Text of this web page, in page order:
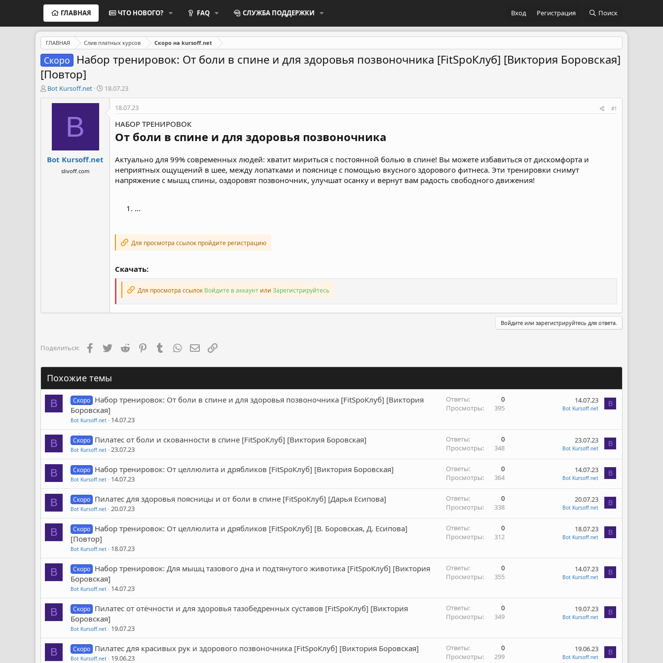
ГЛАВНАЯ ЧТО НОВОГО? FAQ СЛУЖБА ПОДДЕРЖКИ Вход Регистрация Поиск
ГЛАВНАЯ Слив платных курсов Скоро на kursoff.net
Скоро
Набор тренировок: От боли в спине и для здоровья позвоночника [FitSpoКлуб] [Виктория Боровская]
[Повтор]
А
в
ы
Bot Kursoff.net
Д
а
а
18.07.23
B
Bot Kursoff.net
slivoff.com
18.07.23 #1
НАБОР ТРЕНИРОВОК
От боли в спине и для здоровья позвоночника
Актуально для 99% современных людей: хватит мириться с постоянной болью в спине! Вы можете избавиться от дискомфорта и
неприятных ощущений в шее, между лопатками и пояснице с помощью вкусного здорового фитнеса. Эти тренировки снимут
напряжение с мышц спины, оздоровят позвоночник, улучшат осанку и вернут вам радость свободного движения!
...
Для просмотра ссылок пройдите регистрацию
Скачать:
Для просмотра ссылок Войдите в аккаунт или Зарегистрируйтесь
Войдите или зарегистрируйтесь для ответа.
Поделиться: FacebookTwitter Reddit PinterestTumblr WhatsAppЭлектронная почта
Похожие темы
B Скоро Набор тренировок: От боли в спине и для здоровья позвоночника [FitSpoКлуб] [Виктория
Боровская]
Bot Kursoff.net 14.07.23
Ответы
0
Просмотры
395
14.07.23
Bot Kursoff.net
B
B Скоро Пилатес от боли и скованности в спине [FitSpoКлуб] [Виктория Боровская]
Bot Kursoff.net 23.07.23
Ответы
0
Просмотры
348
23.07.23
Bot Kursoff.net
B
B Скоро Набор тренировок: От целлюлита и дрябликов [FitSpoКлуб] [Виктория Боровская]
Bot Kursoff.net 14.07.23
Ответы
0
Просмотры
364
14.07.23
Bot Kursoff.net
B
B Скоро Пилатес для здоровья поясницы и от боли в спине [FitSpoКлуб] [Дарья Есипова]
Bot Kursoff.net 20.07.23
Ответы
0
Просмотры
338
20.07.23
Bot Kursoff.net
B
B Скоро Набор тренировок: От целлюлита и дрябликов [FitSpoКлуб] [В. Боровская, Д. Есипова]
[Повтор]
Bot Kursoff.net 18.07.23
Ответы
0
Просмотры
312
18.07.23
Bot Kursoff.net
B
B Скоро Набор тренировок: Для мышц тазового дна и подтянутого животика [FitSpoКлуб] [Виктория
Боровская]
Bot Kursoff.net 14.07.23
Ответы
0
Просмотры
355
14.07.23
Bot Kursoff.net
B
B Скоро Пилатес от отёчности и для здоровья тазобедренных суставов [FitSpoКлуб] [Виктория
Боровская]
Bot Kursoff.net 19.07.23
Ответы
0
Просмотры
349
19.07.23
Bot Kursoff.net
B
B Скоро Пилатес для красивых рук и здорового позвоночника [FitSpoКлуб] [Виктория Боровская]
Bot Kursoff.net 19.06.23
Ответы
0
Просмотры
299
19.06.23
Bot Kursoff.net
B